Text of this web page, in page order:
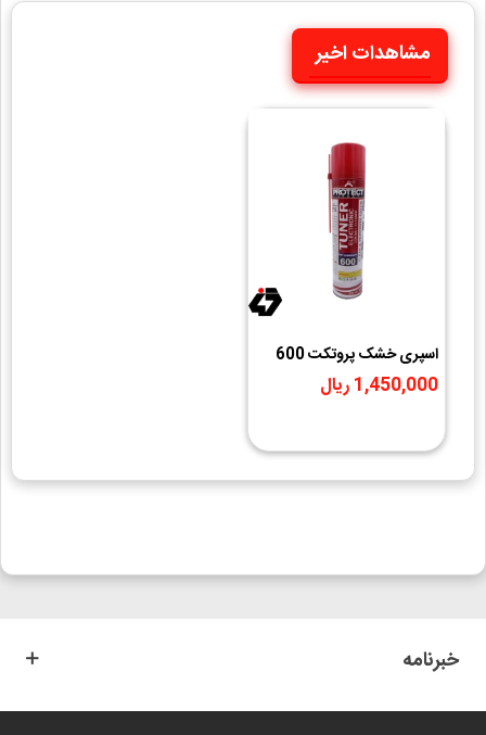
مشاهدات اخیر
اسپری خشک پروتکت 600
حجم 300ml
1,450,000 ریال
خبرنامه